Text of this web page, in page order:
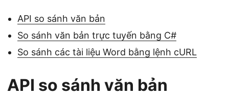
API so sánh văn bản
So sánh văn bản trực tuyến bằng C#
So sánh các tài liệu Word bằng lệnh cURL
API so sánh văn bản